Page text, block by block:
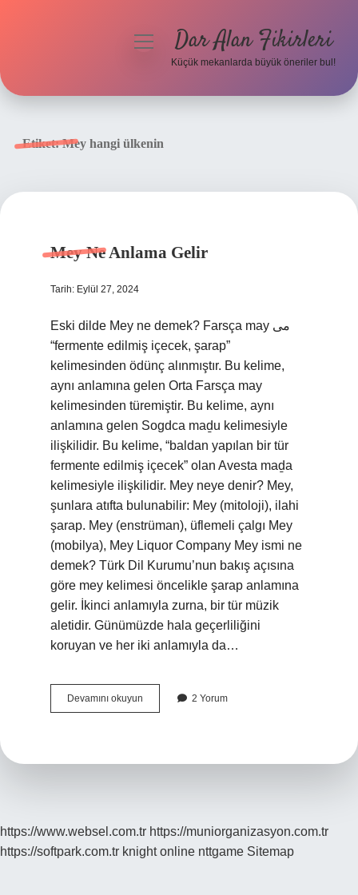
menüyüDar Alan Fikirleri
Küçük mekanlarda büyük öneriler bul!
Etiket:Mey hangi ülkenin
Mey Ne Anlama Gelir
Tarih: Eylül 27, 2024
Eski dilde Mey ne demek? Farsça may می
“fermente edilmiş içecek, şarap”
kelimesinden ödünç alınmıştır. Bu kelime,
aynı anlamına gelen Orta Farsça may
kelimesinden türemiştir. Bu kelime, aynı
anlamına gelen Sogdca maḏu kelimesiyle
ilişkilidir. Bu kelime, “baldan yapılan bir tür
fermente edilmiş içecek” olan Avesta maḏa
kelimesiyle ilişkilidir. Mey neye denir? Mey,
şunlara atıfta bulunabilir: Mey (mitoloji), ilahi
şarap. Mey (enstrüman), üflemeli çalgı Mey
(mobilya), Mey Liquor Company Mey ismi ne
demek? Türk Dil Kurumu’nun bakış açısına
göre mey kelimesi öncelikle şarap anlamına
gelir. İkinci anlamıyla zurna, bir tür müzik
aletidir. Günümüzde hala geçerliliğini
koruyan ve her iki anlamıyla da…
Devamını okuyun
Ne
2 Yorum
https://www.websel.com.tr https://muniorganizasyon.com.tr
https://softpark.com.tr knight online nttgame Sitemap